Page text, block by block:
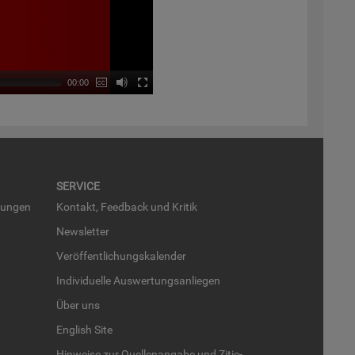
00:00
SER­VICE
Kon­takt, Feed­back und Kri­tik
News­let­ter
Ver­öf­fent­li­chungs­ka­len­der
In­di­vi­du­el­le Aus­wer­tungs­an­lie­gen
Über uns
English Site